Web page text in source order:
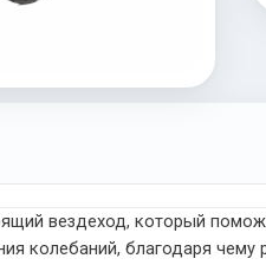
вездеход, который
колебаний, благодаря чему